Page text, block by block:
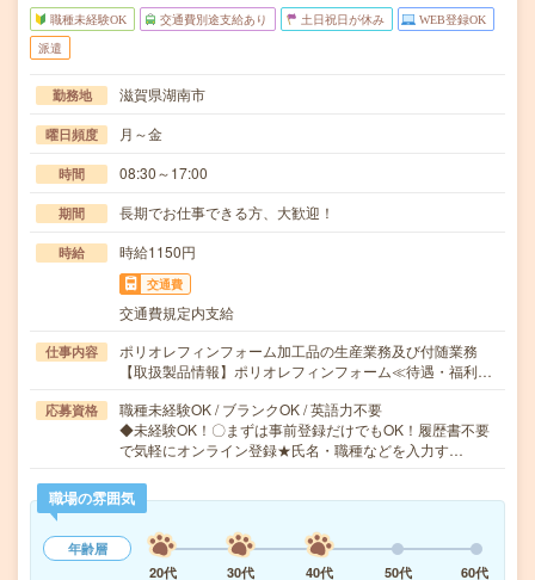
職種未経験OK 交通費別途支給あり 土日祝日が休み WEB登録OK
派遣
勤務地 滋賀県湖南市
曜日頻度 月～金
時間 08:30～17:00
期間 長期でお仕事できる方、大歓迎！
時給 時給1150円
交通費
交通費規定内支給
仕事内容
ポリオレフィンフォーム加工品の生産業務及び付随業務
【取扱製品情報】ポリオレフィンフォーム≪待遇・福利…
応募資格
職種未経験OK / ブランクOK / 英語力不要
◆未経験OK！〇まずは事前登録だけでもOK！履歴書不要
で気軽にオンライン登録★氏名・職種などを入力す…
職場の雰囲気
年齢層
20代
30代 40代 50代 60代